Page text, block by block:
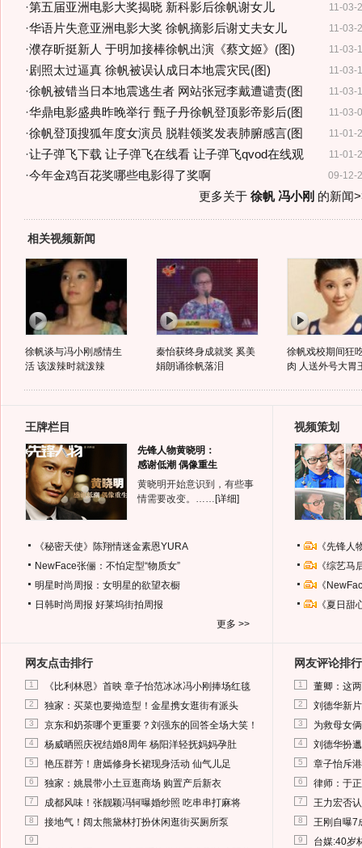
11-03-
·第五届亚洲电影大奖揭晓 新科影后徐帆谢女儿
11-03-
·华语片失意亚洲电影大奖 徐帆摘影后谢丈夫女儿
11-03-
·濮存昕挺新人 于明加接棒徐帆出演《蔡文姬》(图)
11-03-
·剧照太过逼真 徐帆被误认成日本地震灾民(图)
11-03-
·徐帆被错当日本地震逃生者 网站张冠李戴遭谴责(图
11-03-
·华鼎电影盛典昨晚举行 甄子丹徐帆登顶影帝影后(图
11-01-
·徐帆登顶搜狐年度女演员 脱鞋领奖发表肺腑感言(图
11-01-
·让子弹飞下载 让子弹飞在线看 让子弹飞qvod在线观
09-12-
·今年金鸡百花奖哪些电影得了奖啊
更多关于 徐帆 冯小刚 的新闻
相关视频新闻
徐帆谈与冯小刚感情生
活 该泼辣时就泼辣
秦怡获终身成就奖 奚美
娟朗诵徐帆落泪
徐帆戏校期间狂
肉 人送外号大胃
王牌栏目
先锋人物黄晓明：
感谢低潮 偶像重生
黄晓明开始意识到，有些事
情需要改变。…… [详细]
《秘密天使》陈翔情迷金素恩YURA
NewFace张俪：不怕定型“物质女”
明星时尚周报：女明星的欲望衣橱
日韩时尚周报 好莱坞街拍周报
更多 >>
视频策划
《先锋
《综艺
《
《夏日
网友点击排行
1 《比利林恩》首映 章子怡范冰冰冯小刚捧场红毯
2 独家：买菜也要拗造型！金星携女逛街有派头
3 京东和奶茶哪个更重要？刘强东的回答全场大笑！
4 杨威晒照庆祝结婚8周年 杨阳洋轻抚妈妈孕肚
5 艳压群芳！唐嫣修身长裙现身活动 仙气儿足
6 独家：姚晨带小土豆逛商场 购置产后新衣
7 成都风味！张靓颖冯轲曝婚纱照 吃串串打麻将
8 接地气！阔太熊黛林打扮休闲逛街买厕所泵
9
网友评论排行
1 董卿：这
2 刘德华新
3 为救母女
4 刘德华扮
5 章子怡斥
6 律师：于
7 王力宏否
8 王刚自曝7
9 台媒:40岁